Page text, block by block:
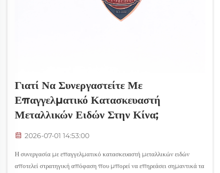
Γιατί Να Συνεργαστείτε Με
Επαγγελματικό Κατασκευαστή
Μεταλλικών Ειδών Στην Κίνα;
2026-07-01 14:53:00
Η συνεργασία με επαγγελματικό κατασκευαστή μεταλλικών ειδών
αποτελεί στρατηγική απόφαση που μπορεί να επηρεάσει σημαντικά τα